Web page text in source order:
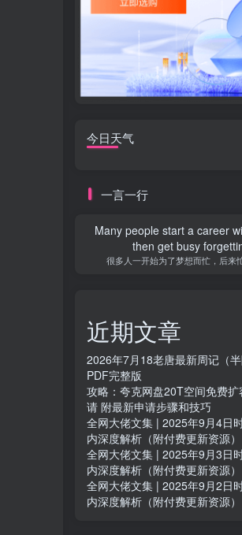
今日天气
一言一行
Many people start a career
then get busy
很多人一开始为了梦想而忙，后来
近期文章
2026年7月18老唐最新周记（
PDF完整版
攻略：夸克网盘20T空间免费扩
请 附最新申请步骤和技巧
全网大佬文集 | 2025年9月4日
内深度解析（附付费更新资源）
全网大佬文集 | 2025年9月3日
内深度解析（附付费更新资源）
全网大佬文集 | 2025年9月2日
内深度解析（附付费更新资源）